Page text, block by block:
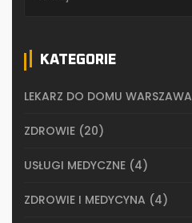
KATEGORIE
LEKARZ DO DOMU WARSZAWA
ZDROWIE (20)
USŁUGI MEDYCZNE (4)
ZDROWIE I MEDYCYNA (4)